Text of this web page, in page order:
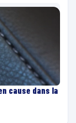
cause dans la